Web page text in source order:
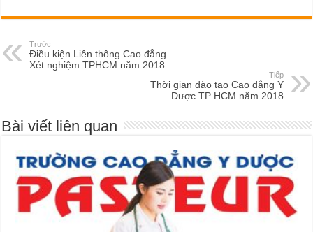
Trước
Điều kiện Liên thông Cao đẳng
Xét nghiệm TPHCM năm 2018
Tiếp
Thời gian đào tạo Cao đẳng Y
Dược TP HCM năm 2018
Bài viết liên quan